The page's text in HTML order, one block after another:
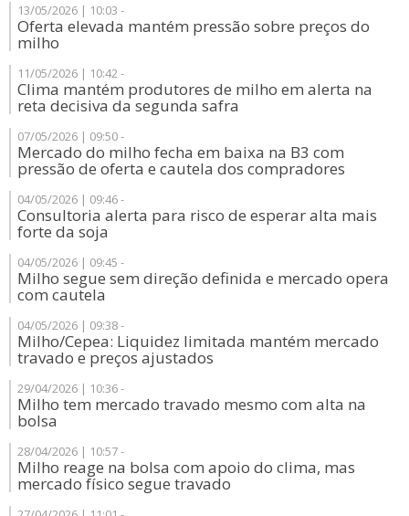
13/05/2026 | 10:03 -
Oferta elevada mantém pressão sobre preços do
milho
11/05/2026 | 10:42 -
Clima mantém produtores de milho em alerta na
reta decisiva da segunda safra
07/05/2026 | 09:50 -
Mercado do milho fecha em baixa na B3 com
pressão de oferta e cautela dos compradores
04/05/2026 | 09:46 -
Consultoria alerta para risco de esperar alta mais
forte da soja
04/05/2026 | 09:45 -
Milho segue sem direção definida e mercado opera
com cautela
04/05/2026 | 09:38 -
Milho/Cepea: Liquidez limitada mantém mercado
travado e preços ajustados
29/04/2026 | 10:36 -
Milho tem mercado travado mesmo com alta na
bolsa
28/04/2026 | 10:57 -
Milho reage na bolsa com apoio do clima, mas
mercado físico segue travado